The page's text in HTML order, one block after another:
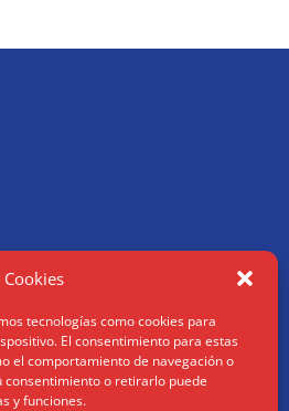
tecnologías como cookies para
El consentimiento para estas
el comportamiento de navegación o
consentimiento o retirarlo puede
y funciones.
de Aguiar
561